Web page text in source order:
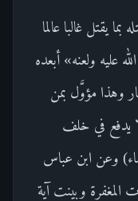
يقتل غالبا عالما
عليه ولعنه» أبعده
وهذا مؤوَّل بمن
يدفع في خلف
وعن ابن عباس
المغفرة وبينت آية